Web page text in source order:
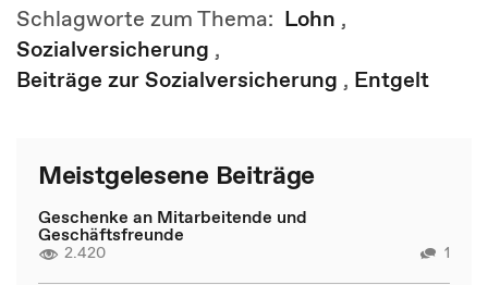
Schlagworte zum Thema: Lohn ,
Sozialversicherung ,
Beiträge zur Sozialversicherung , Entgelt
Meistgelesene Beiträge
Geschenke an Mitarbeitende und
Geschäftsfreunde
2.420 1